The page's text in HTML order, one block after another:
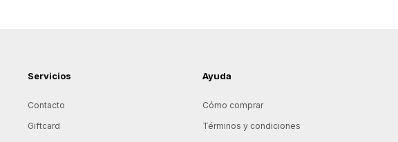
Servicios
Contacto
Giftcard
Ayuda
Cómo comprar
Términos y condiciones